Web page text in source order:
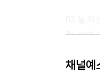
첫 번째
04 전세
채널예